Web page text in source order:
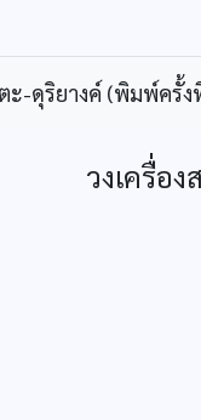
-ดุริยางค์ (พิมพ์ครั้ง
วงเครื่อง